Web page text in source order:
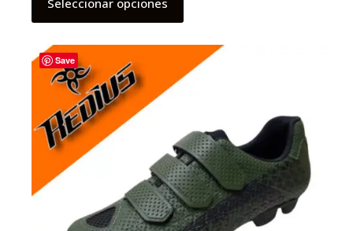
Seleccionar opciones
producto
tiene
variantes.
Las
opciones
elegir
en
producto
Save